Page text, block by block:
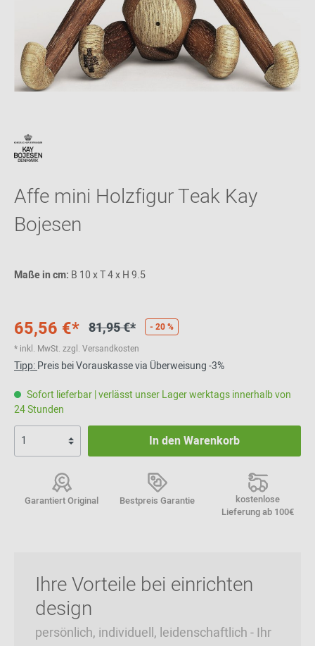
Affe mini Holzfigur Teak Kay
Bojesen
Maße in cm: B 10 x T 4 x H 9.5
65,56 €* 81,95 €*
- 20 %
* inkl. MwSt. zzgl. Versandkosten
Tipp:Preis bei Vorauskasse via Überweisung -3%
Sofort lieferbar | verlässt unser Lager werktags innerhalb von
24 Stunden
In den Warenkorb
Garantiert Original Bestpreis Garantie
kostenlose
Lieferung ab 100€
Ihre Vorteile bei einrichten
design
persönlich, individuell, leidenschaftlich - Ihr